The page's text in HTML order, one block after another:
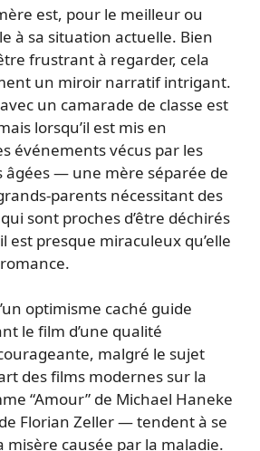
est, pour le meilleur ou
à sa situation actuelle. Bien
frustrant à regarder, cela
un miroir narratif intrigant.
un camarade de classe est
lorsqu’il est mis en
événements vécus par les
âgées — une mère séparée de
parents nécessitant des
sont proches d’être déchirés
est presque miraculeux qu’elle
optimisme caché guide
le film d’une qualité
malgré le sujet
des films modernes sur la
“Amour” de Michael Haneke
Florian Zeller — tendent à se
misère causée par la maladie.